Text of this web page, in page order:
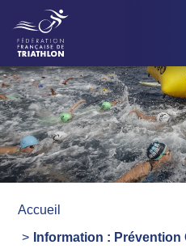
Accueil
Information :
Panneau de gestion des